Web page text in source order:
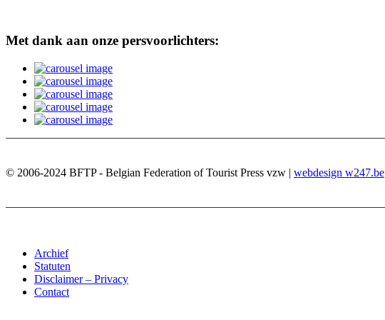
Met dank aan onze persvoorlichters:
© 2006-2024 BFTP - Belgian Federation of Tourist Press vzw | webdesign w247.be
Archief
Statuten
Disclaimer – Privacy
Contact